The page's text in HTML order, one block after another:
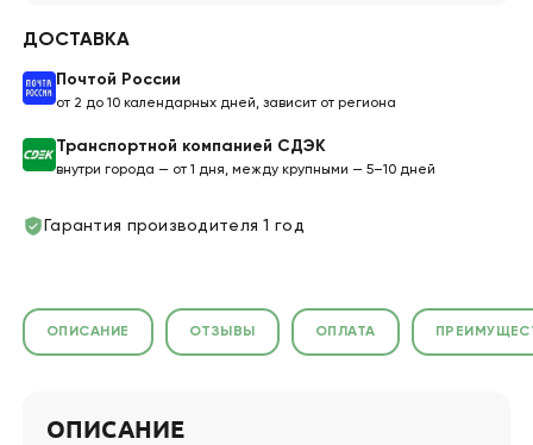
ДОСТАВКА
Почтой России
от 2 до 10 календарных дней, зависит от региона
Транспортной компанией СДЭК
внутри города — от 1 дня, между крупными — 5–10 дней
Гарантия производителя 1 год
ОПИСАНИЕ ОТЗЫВЫ ОПЛАТА
ОПИСАНИЕ